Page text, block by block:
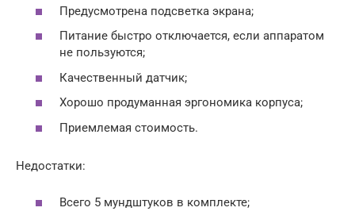
Предусмотрена подсветка экрана;
Питание быстро отключается, если аппаратом
не пользуются;
Качественный датчик;
Хорошо продуманная эргономика корпуса;
Приемлемая стоимость.
Недостатки:
Всего 5 мундштуков в комплекте;